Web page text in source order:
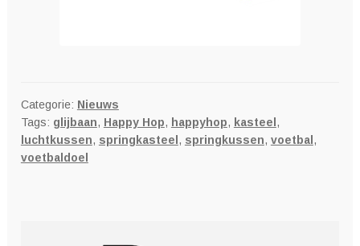
Categorie: Nieuws
Tags: glijbaan, Happy Hop, happyhop, kasteel ,
luchtkussen, springkasteel , springkussen, voetbal ,
voetbaldoel